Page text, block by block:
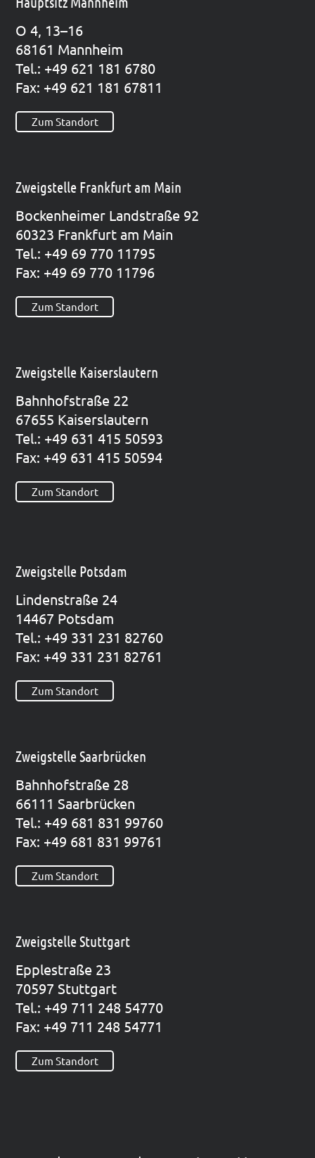
O 4, 13–16
68161 Mann­heim
Tel.: +49 621 181 6780
Fax: +49 621 181 67811
Zum Standort
Zweigstelle Frankfurt am Main
Bocken­hei­mer Land­stra­ße 92
60323 Frank­furt am Main
Tel.: +49 69 770 11795
Fax: +49 69 770 11796
Zum Standort
Zweigstelle Kaiserslautern
Bahn­hof­stra­ße 22
67655 Kai­sers­lau­tern
Tel.: +49 631 415 50593
Fax: +49 631 415 50594
Zum Standort
Zweigstelle Potsdam
Lin­den­stra­ße 24
14467 Pots­dam
Tel.: +49 331 231 82760
Fax: +49 331 231 82761
Zum Standort
Zweigstelle Saarbrücken
Bahn­hof­stra­ße 28
66111 Saar­brü­cken
Tel.: +49 681 831 99760
Fax: +49 681 831 99761
Zum Standort
Zweigstelle Stuttgart
Epp­le­straße 23
70597 Stutt­gart
Tel.: +49 711 248 54770
Fax: +49 711 248 54771
Zum Standort